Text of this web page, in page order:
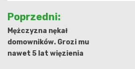
Nawigacja
wpisu
Poprzedni:
Mężczyzna nękał
domowników. Grozi mu
nawet 5 lat więzienia